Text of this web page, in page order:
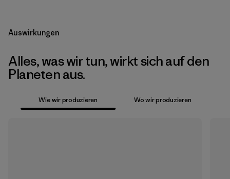
Auswirkungen
Alles, was wir tun, wirkt sich auf den
Planeten aus.
Wie wir produzieren Wo wir produzieren